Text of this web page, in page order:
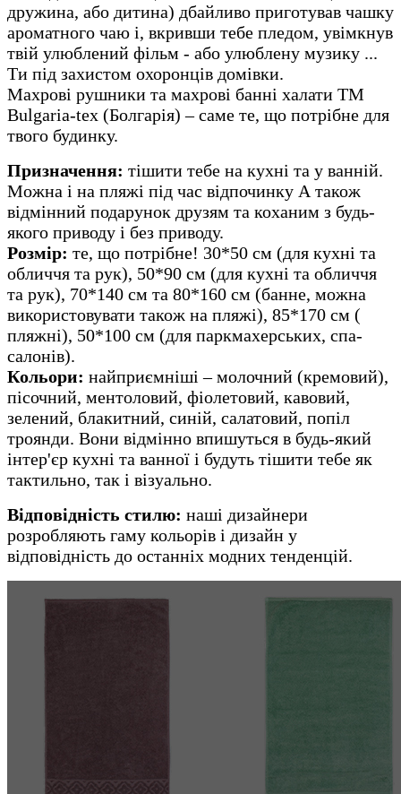
дружина, або дитина) дбайливо приготував чашку
ароматного чаю і, вкривши тебе пледом, увімкнув
твій улюблений фільм - або улюблену музику ...
Ти під захистом охоронців домівки.
Махрові рушники та махрові банні халати ТМ
Bulgaria-tex (Болгарія) – саме те, що потрібне для
твого будинку.
Призначення: тішити тебе на кухні та у ванній.
Можна і на пляжі під час відпочинку А також
відмінний подарунок друзям та коханим з будь-
якого приводу і без приводу.
Розмір: те, що потрібне! 30*50 см (для кухні та
обличчя та рук), 50*90 см (для кухні та обличчя
та рук), 70*140 см та 80*160 см (банне, можна
використовувати також на пляжі), 85*170 см (
пляжні), 50*100 см (для паркмахерських, спа-
салонів).
Кольори: найприємніші – молочний (кремовий),
пісочний, ментоловий, фіолетовий, кавовий,
зелений, блакитний, синій, салатовий, попіл
троянди. Вони відмінно впишуться в будь-який
інтер'єр кухні та ванної і будуть тішити тебе як
тактильно, так і візуально.
Відповідність стилю: наші дизайнери
розробляють гаму кольорів і дизайн у
відповідність до останніх модних тенденцій.